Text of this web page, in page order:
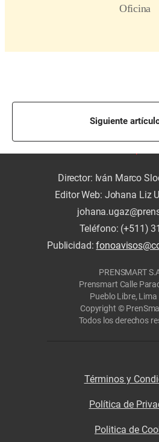
Siguiente
Director: Iván Marco
Editor Web: Johana Liz
Teléfono: (+511)
Publicidad:
PRENSMART
Prensmart Calle
Pueblo Libre, Lima
Copyright ©
Todos los derechos
Términos y
Política de
Politica de